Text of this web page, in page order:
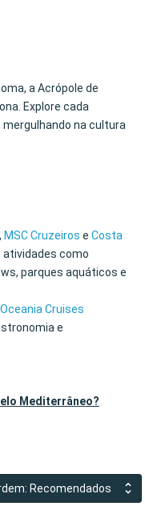
Recomendados
a Acrópole de
Explore cada
na cultura
, MSC Cruzeiros e Costa
atividades como
parques aquáticos e
Oceania Cruises
e
Mediterrâneo?
e roupas casuais